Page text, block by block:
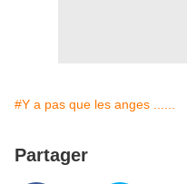
#Y a pas que les anges ......
Partager